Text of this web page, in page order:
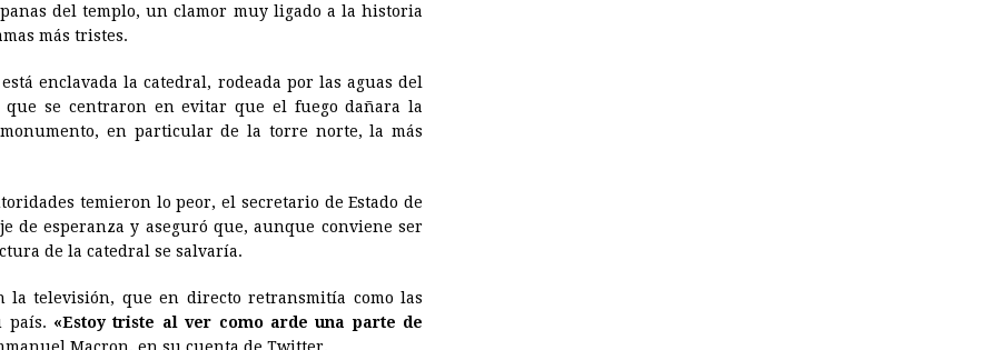
del templo, un clamor muy ligado a la historia
más tristes.
enclavada la catedral, rodeada por las aguas del
se centraron en evitar que el fuego dañara la
en particular de la torre norte, la más
temieron lo peor, el secretario de Estado de
de esperanza y aseguró que, aunque conviene ser
de la catedral se salvaría.
la televisión, que en directo retransmitía como las
país. «Estoy triste al ver como arde una parte de